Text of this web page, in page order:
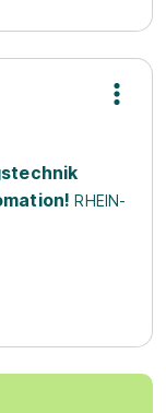
RHEIN-